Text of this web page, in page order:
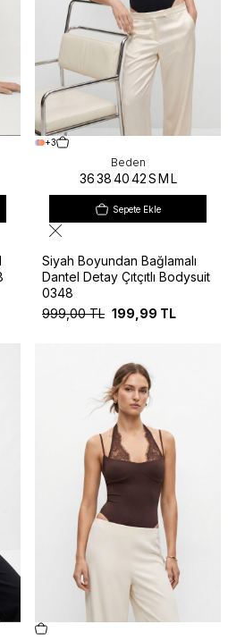
+3
Beden
36384042SML
Sepete Ekle
Siyah Boyundan Bağlamalı
Dantel Detay Çıtçıtlı Bodysuit
0348
999,00TL 199,99 TL